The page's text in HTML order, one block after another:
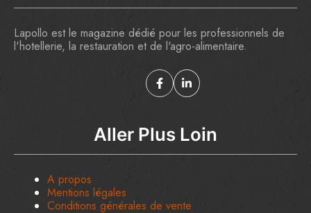
Lapollo est le magazine dédié pour les professionnels de
l'hotellerie, la restauration et de l'agro-alimentaire.
Aller Plus Loin
A propos
Mentions légales
Conditions générales de vente